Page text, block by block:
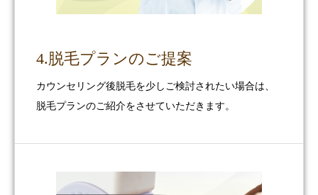
4.脱毛プランのご提案
カウンセリング後脱毛を少しご検討されたい場合は、
脱毛プランのご紹介をさせていただきます。